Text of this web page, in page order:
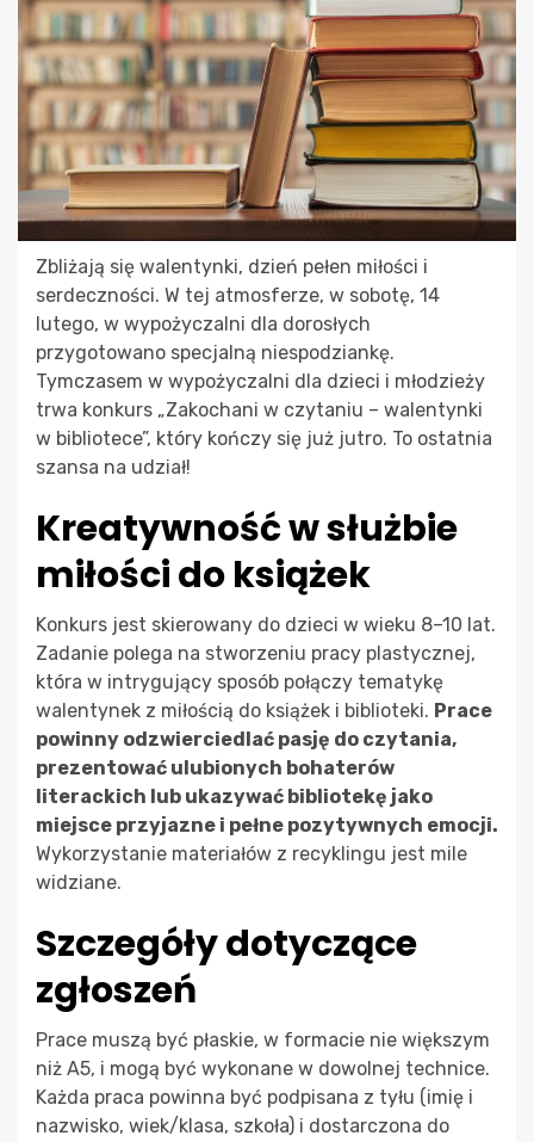
Zbliżają się walentynki, dzień pełen miłości i
serdeczności. W tej atmosferze, w sobotę, 14
lutego, w wypożyczalni dla dorosłych
przygotowano specjalną niespodziankę.
Tymczasem w wypożyczalni dla dzieci i młodzieży
trwa konkurs „Zakochani w czytaniu – walentynki
w bibliotece”, który kończy się już jutro. To ostatnia
szansa na udział!
Kreatywność w służbie
miłości do książek
Konkurs jest skierowany do dzieci w wieku 8–10 lat.
Zadanie polega na stworzeniu pracy plastycznej,
która w intrygujący sposób połączy tematykę
walentynek z miłością do książek i biblioteki. Prace
powinny odzwierciedlać pasję do czytania,
prezentować ulubionych bohaterów
literackich lub ukazywać bibliotekę jako
miejsce przyjazne i pełne pozytywnych emocji.
Wykorzystanie materiałów z recyklingu jest mile
widziane.
Szczegóły dotyczące
zgłoszeń
Prace muszą być płaskie, w formacie nie większym
niż A5, i mogą być wykonane w dowolnej technice.
Każda praca powinna być podpisana z tyłu (imię i
nazwisko, wiek/klasa, szkoła) i dostarczona do